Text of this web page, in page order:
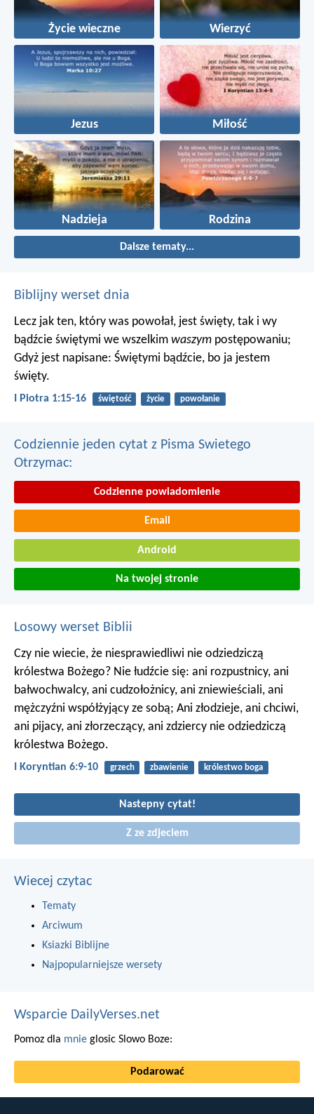
Życie wieczne Wierzyć
Jezus Miłość
Nadzieja Rodzina
Dalsze tematy...
Biblijny werset dnia
Lecz jak ten, który was powołał, jest święty, tak i wy
bądźcie świętymi we wszelkim waszym postępowaniu;
Gdyż jest napisane: Świętymi bądźcie, bo ja jestem
święty.
I Piotra 1:15-16 świętość życie powołanie
Codziennie jeden cytat z Pisma Swietego
Otrzymac:
Codzienne powiadomienie
Email
Android
Na twojej stronie
Losowy werset Biblii
Czy nie wiecie, że niesprawiedliwi nie odziedziczą
królestwa Bożego? Nie łudźcie się: ani rozpustnicy, ani
bałwochwalcy, ani cudzołożnicy, ani zniewieściali, ani
mężczyźni współżyjący ze sobą; Ani złodzieje, ani chciwi,
ani pijacy, ani złorzeczący, ani zdziercy nie odziedziczą
królestwa Bożego.
I Koryntian 6:9-10 grzech zbawienie królestwo boga
Nastepny cytat!
Z ze zdjeciem
Wiecej czytac
Tematy
Arciwum
Ksiazki Biblijne
Najpopularniejsze wersety
Wsparcie DailyVerses.net
Pomoz dla mnie glosic Slowo Boze:
Podarować